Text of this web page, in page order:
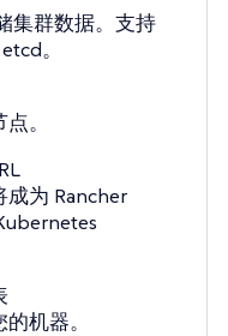
集群数据。支持
。
。
为 Rancher
机器。